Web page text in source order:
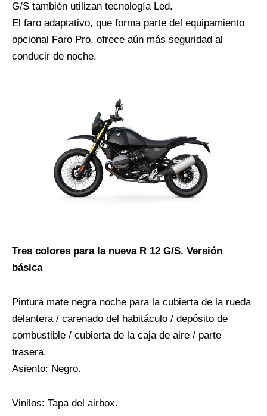
G/S también utilizan tecnología Led.
El faro adaptativo, que forma parte del equipamiento
opcional Faro Pro, ofrece aún más seguridad al
conducir de noche.
Tres colores para la nueva R 12 G/S. Versión
básica
Pintura mate negra noche para la cubierta de la rueda
delantera / carenado del habitáculo / depósito de
combustible / cubierta de la caja de aire / parte
trasera.
Asiento: Negro.
Vinilos: Tapa del airbox.